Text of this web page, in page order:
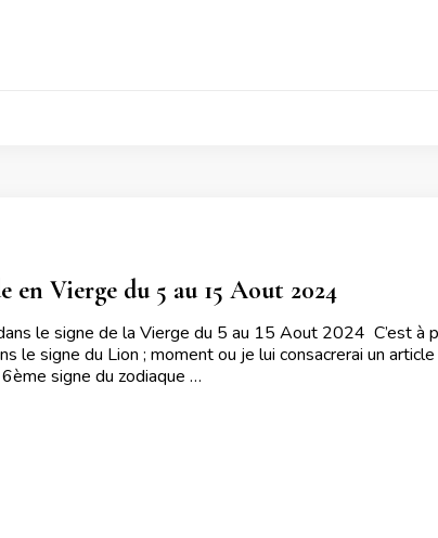
en Vierge du 5 au 15 Aout 2024
le signe de la Vierge du 5 au 15 Aout 2024 C’est
le signe du Lion ; moment ou je lui consacrerai un
signe du zodiaque …